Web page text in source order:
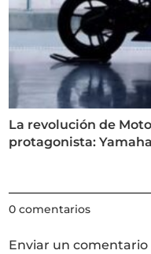
La revolución de
protagonista: Yamaha
0 comentarios
Enviar un comentario